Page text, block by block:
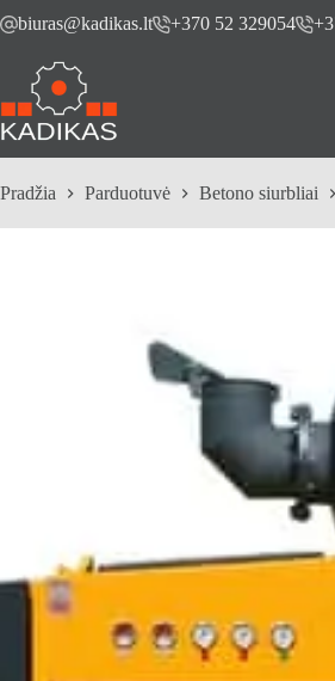
to biuras@kadikas.lt +370 52 329054
Pradžia Parduotuvė Betono siurbliai